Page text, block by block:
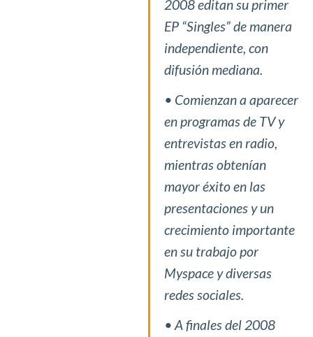
2008 editan su primer
EP “Singles” de manera
independiente, con
difusión mediana.
• Comienzan a aparecer
en programas de TV y
entrevistas en radio,
mientras obtenían
mayor éxito en las
presentaciones y un
crecimiento importante
en su trabajo por
Myspace y diversas
redes sociales.
• A finales del 2008